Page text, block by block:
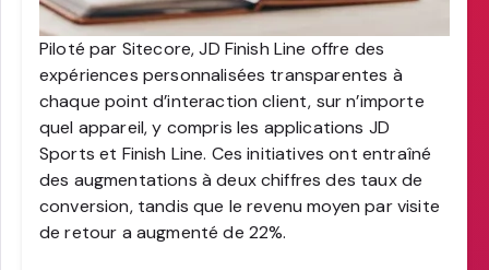
Piloté par Sitecore, JD Finish Line offre des
expériences personnalisées transparentes à
chaque point d’interaction client, sur n’importe
quel appareil, y compris les applications JD
Sports et Finish Line. Ces initiatives ont entraîné
des augmentations à deux chiffres des taux de
conversion, tandis que le revenu moyen par visite
de retour a augmenté de 22%.